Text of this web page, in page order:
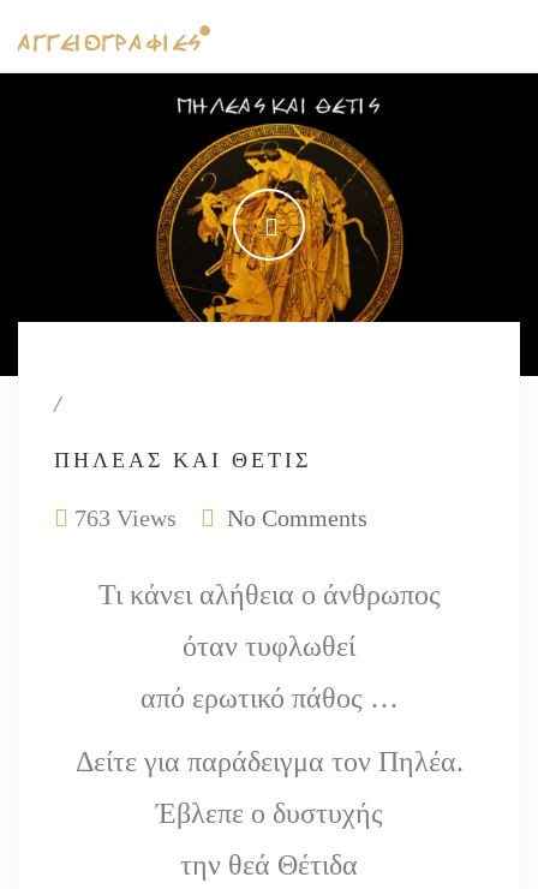
/
ΠΗΛΈΑΣ ΚΑΙ ΘΈΤΙΣ
763 Views No Comments
Τι κάνει αλήθεια ο άνθρωπος
όταν τυφλωθεί
από ερωτικό πάθος …
Δείτε για παράδειγμα τον Πηλέα.
Έβλεπε ο δυστυχής
την θεά Θέτιδα